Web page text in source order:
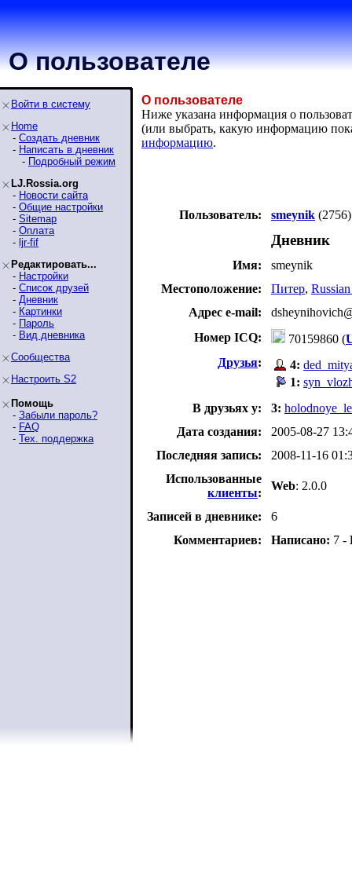
О пользователе
Войти в систему
Home
- Создать дневник
- Написать в дневник
- Подробный режим
LJ.Rossia.org
- Новости сайта
- Общие настройки
- Sitemap
- Оплата
- ljr-fif
Редактировать...
- Настройки
- Список друзей
- Дневник
- Картинки
- Пароль
- Вид дневника
Сообщества
Настроить S2
Помощь
- Забыли пароль?
- FAQ
- Тех. поддержка
О пользователе
Ниже указана информация о
(или выбрать, какую информацию
информацию.
Пользователь: smeynik (2756)
Дневник
Имя:
smeynik
Местоположение:
Питер,
Адрес e-mail:
dsheynihovich
Номер ICQ:
70159860 (
Друзья: 4:
1:
В друзьях у:
3:
Дата создания:
2005-08-27
Последняя запись:
2008-11-16
Использованные
клиенты:
Web: 2.0.0
Записей в дневнике:
6
Комментариев:
Написано: 7 -